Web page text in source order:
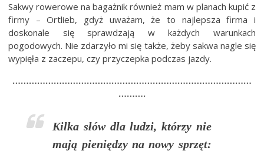
Sakwy rowerowe na bagażnik również mam w planach kupić z
firmy – Ortlieb, gdyż uważam, że to najlepsza firma i
doskonale się sprawdzają w każdych warunkach
pogodowych. Nie zdarzyło mi się także, żeby sakwa nagle się
wypięła z zaczepu, czy przyczepka podczas jazdy.
……………………………………………………………………………
……….
Kilka słów dla ludzi, którzy nie
mają pieniędzy na nowy sprzęt: